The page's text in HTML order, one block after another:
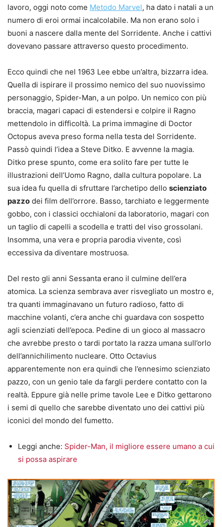
lavoro, oggi noto come Metodo Marvel, ha dato i natali a un
numero di eroi ormai incalcolabile. Ma non erano solo i
buoni a nascere dalla mente del Sorridente. Anche i cattivi
dovevano passare attraverso questo procedimento.
Ecco quindi che nel 1963 Lee ebbe un’altra, bizzarra idea.
Quella di ispirare il prossimo nemico del suo nuovissimo
personaggio, Spider-Man, a un polpo. Un nemico con più
braccia, magari capaci di estendersi e colpire il Ragno
mettendolo in difficoltà. La prima immagine di Doctor
Octopus aveva preso forma nella testa del Sorridente.
Passò quindi l’idea a Steve Ditko. E avvenne la magia.
Ditko prese spunto, come era solito fare per tutte le
illustrazioni dell’Uomo Ragno, dalla cultura popolare. La
sua idea fu quella di sfruttare l’archetipo dello scienziato
pazzo dei film dell’orrore. Basso, tarchiato e leggermente
gobbo, con i classici occhialoni da laboratorio, magari con
un taglio di capelli a scodella e tratti del viso grossolani.
Insomma, una vera e propria parodia vivente, così
eccessiva da diventare mostruosa.
Del resto gli anni Sessanta erano il culmine dell’era
atomica. La scienza sembrava aver risvegliato un mostro e,
tra quanti immaginavano un futuro radioso, fatto di
macchine volanti, c’era anche chi guardava con sospetto
agli scienziati dell’epoca. Pedine di un gioco al massacro
che avrebbe presto o tardi portato la razza umana sull’orlo
dell’annichilimento nucleare. Otto Octavius
apparentemente non era quindi che l’ennesimo scienziato
pazzo, con un genio tale da fargli perdere contatto con la
realtà. Eppure già nelle prime tavole Lee e Ditko gettarono
i semi di quello che sarebbe diventato uno dei cattivi più
iconici del mondo del fumetto.
Leggi anche: Spider-Man, il migliore essere umano a cui
si possa aspirare